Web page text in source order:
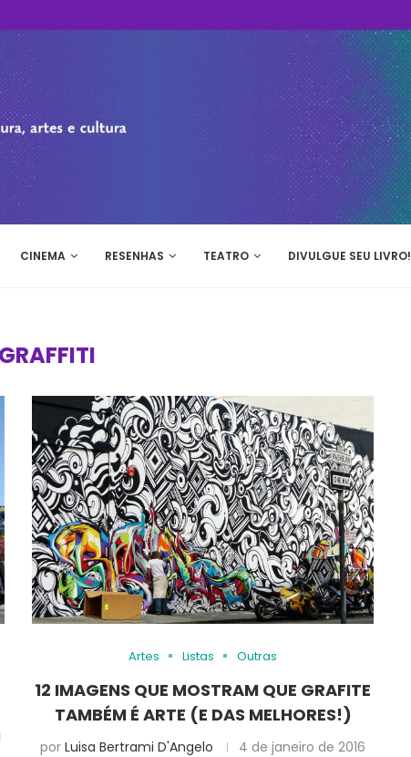
CINEMA RESENHAS TEATRO DIVULGUE SEU LIVRO!
GRAFFITI
Artes Listas Outras
12 IMAGENS QUE MOSTRAM QUE GRAFITE
TAMBÉM É ARTE (E DAS MELHORES!)
porLuisa Bertrami D'Angelo 4 de janeiro de 2016